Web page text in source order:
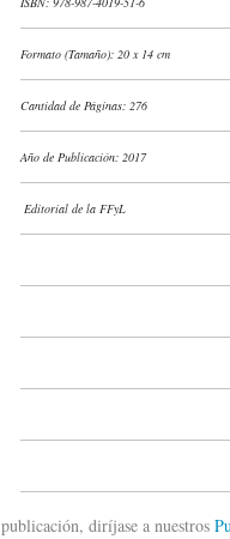
Formato (Tamaño): 20 x 14 cm
Cantidad de Páginas: 276
Año de Publicación: 2017
Editorial de la FFyL
publicación, diríjase a nuestros